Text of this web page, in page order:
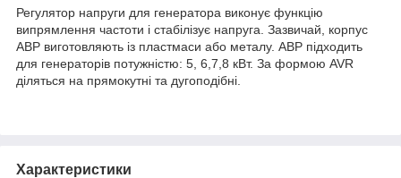
Регулятор напруги для генератора виконує функцію
випрямлення частоти і стабілізує напруга. Зазвичай, корпус
АВР виготовляють із пластмаси або металу. АВР підходить
для генераторів потужністю: 5, 6,7,8 кВт. За формою AVR
діляться на прямокутні та дугоподібні.
Характеристики